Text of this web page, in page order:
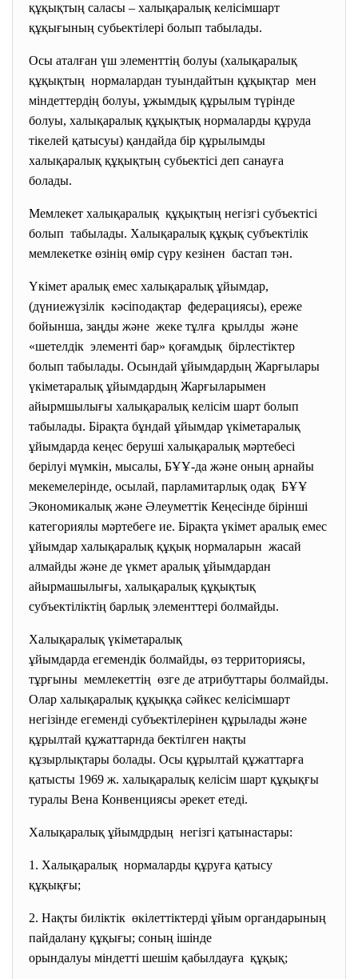
құқықтың саласы – халықаралық келісімшарт
құқығының субьектілері болып табылады.
Осы аталған үш элементтің болуы (халықаралық
құқықтың нормалардан туындайтын құқықтар мен
міндеттердің болуы, ұжымдық құрылым түрінде
болуы, халықаралық құқықтық нормаларды құруда
тікелей қатысуы) қандайда бір құрылымды
халықаралық құқықтың субьектісі деп санауға
болады.
Мемлекет халықаралық құқықтың негізгі субъектісі
болып табылады. Халықаралық құқық субъектілік
мемлекетке өзінің өмір сүру кезінен бастап тән.
Үкімет аралық емес халықаралық ұйымдар,
(дүниежүзілік кәсіподақтар федерациясы), ереже
бойынша, заңды және жеке тұлға қрылды және
«шетелдік элементі бар» қоғамдық бірлестіктер
болып табылады. Осындай ұйымдардың Жарғылары
үкіметаралық ұйымдардың Жарғыларымен
айырмшылығы халықаралық келісім шарт болып
табылады. Бірақта бұндай ұйымдар үкіметаралық
ұйымдарда кеңес беруші халықаралық мәртебесі
берілуі мүмкін, мысалы, БҰҰ-да және оның арнайы
мекемелерінде, осылай, парламитарлық одақ БҰҰ
Экономикалық және Әлеуметтік Кеңесінде бірінші
категориялы мәртебеге ие. Бірақта үкімет аралық емес
ұйымдар халықаралық құқық нормаларын жасай
алмайды және де үкмет аралық ұйымдардан
айырмашылығы, халықаралық құқықтық
субъектіліктің барлық элементтері болмайды.
Халықаралық үкіметаралық
ұйымдарда егемендік болмайды, өз территориясы,
тұрғыны мемлекеттің өзге де атрибуттары болмайды.
Олар халықаралық құқыққа сәйкес келісімшарт
негізінде егеменді субъектілерінен құрылады және
құрылтай құжаттарнда бектілген нақты
құзырлықтары болады. Осы құрылтай құжаттарға
қатысты 1969 ж. халықаралық келісім шарт құқықғы
туралы Вена Конвенциясы әрекет етеді.
Халықаралық ұйымдрдың негізгі қатынастары:
1. Халықаралық нормаларды құруға қатысу
құқықғы;
2. Нақты биліктік өкілеттіктерді ұйым органдарының
пайдалану құқығы; соның ішінде
орындалуы міндетті шешім қабылдауға құқық;